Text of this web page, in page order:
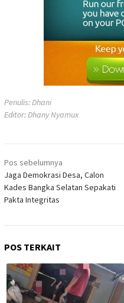
Penulis: Dhani
Editor: Dhany Nyamux
Navigasi
pos
Pos sebelumnya
Jaga Demokrasi Desa, Calon
Kades Bangka Selatan Sepakati
Pakta Integritas
POS TERKAIT